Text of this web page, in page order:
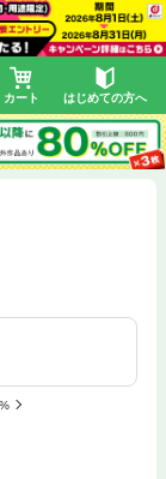
カート はじめての方へ